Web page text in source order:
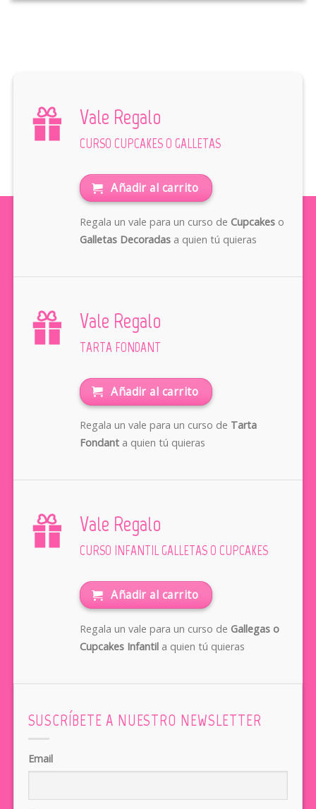
Vale Regalo
CURSO CUPCAKES O GALLETAS
Añadir al carrito
Regala un vale para un curso de Cupcakeso
Galletas Decoradasa quien tú quieras
Vale Regalo
TARTA FONDANT
Añadir al carrito
Regala un vale para un curso de Tarta
Fondanta quien tú quieras
Vale Regalo
CURSO INFANTIL GALLETAS O CUPCAKES
Añadir al carrito
Regala un vale para un curso de Gallegas o
Cupcakes Infantila quien tú quieras
SUSCRÍBETE A NUESTRO NEWSLETTER
Email